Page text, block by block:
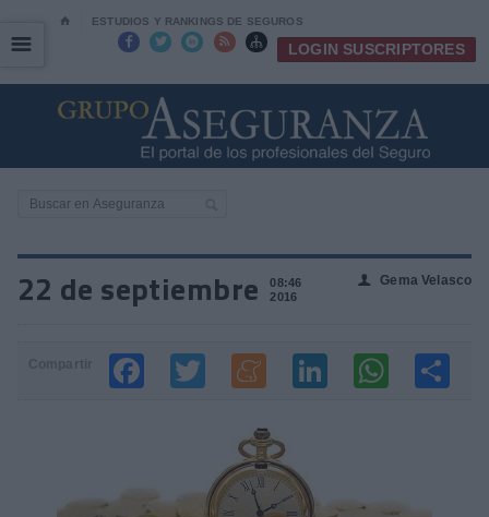
⌂ ESTUDIOS Y RANKINGS DE SEGUROS
     LOGIN SUSCRIPTORES
☰
☰
22 de septiembre
08:46
2016
👤 Gema Velasco